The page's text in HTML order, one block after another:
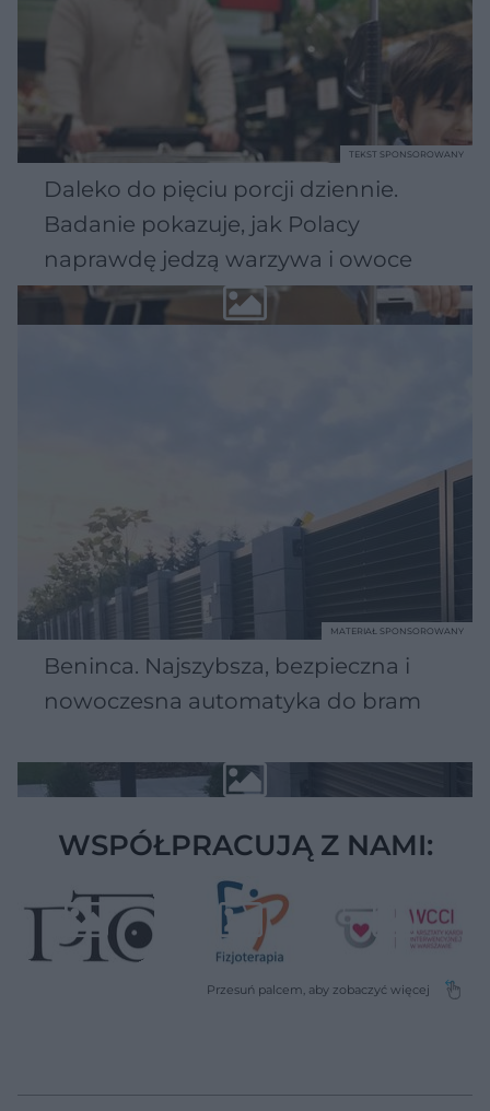
Daleko do pięciu porcji dziennie.
Badanie pokazuje, jak Polacy
naprawdę jedzą warzywa i owoce
TEKST SPONSOROWANY
Beninca. Najszybsza, bezpieczna i
nowoczesna automatyka do bram
MATERIAŁ SPONSOROWANY
WSPÓŁPRACUJĄ Z NAMI: